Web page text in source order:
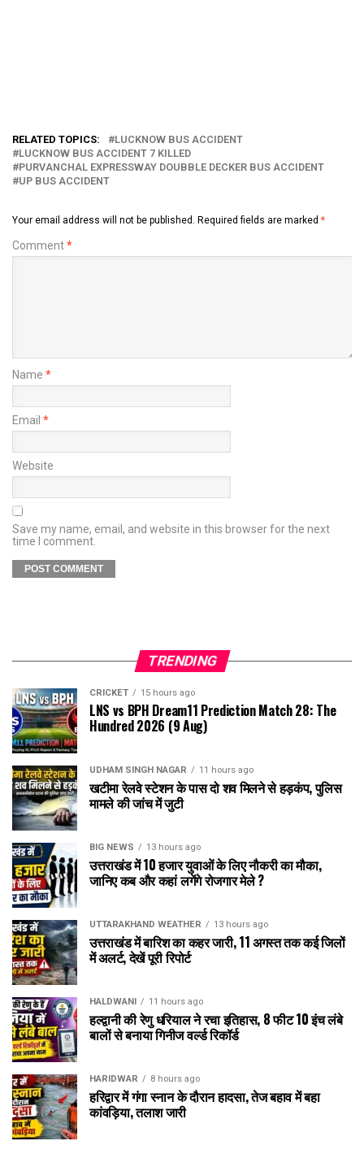
RELATED TOPICS:
LUCKNOW BUS ACCIDENT
LUCKNOW BUS ACCIDENT 7 KILLED
PURVANCHAL EXPRESSWAY DOUBBLE DECKER BUS ACCIDENT
UP BUS ACCIDENT
Your email address will not be published. Required fields are marked *
Comment*
Name *
Email *
Website
Save my name, email, and website in this browser for the next
time I comment.
TRENDING
CRICKET 15 hours ago
LNS vs BPH Dream11 Prediction Match 28: The
Hundred 2026 (9 Aug)
UDHAM SINGH NAGAR 11 hours ago
खटीमा रेलवे स्टेशन के पास दो शव मिलने से हड़कंप, पुलिस
मामले की जांच में जुटी
BIG NEWS 13 hours ago
उत्तराखंड में 10 हजार युवाओं के लिए नौकरी का मौका,
जानिए कब और कहां लगेंगे रोजगार मेले ?
UTTARAKHAND WEATHER 13 hours ago
उत्तराखंड में बारिश का कहर जारी, 11 अगस्त तक कई जिलों
में अलर्ट, देखें पूरी रिपोर्ट
HALDWANI 11 hours ago
हल्द्वानी की रेणु धरियाल ने रचा इतिहास, 8 फीट 10 इंच लंबे
बालों से बनाया गिनीज वर्ल्ड रिकॉर्ड
HARIDWAR 8 hours ago
हरिद्वार में गंगा स्नान के दौरान हादसा, तेज बहाव में बहा
कांवड़िया, तलाश जारी